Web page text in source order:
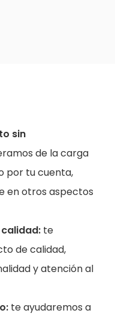
sin
de la carga
por tu cuenta,
en otros aspectos
te
de calidad,
y atención al
te ayudaremos a